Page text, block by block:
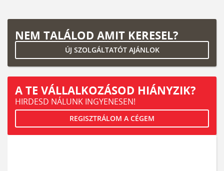
NEM TALÁLOD AMIT KERESEL?
ÚJ SZOLGÁLTATÓT AJÁNLOK
A TE VÁLLALKOZÁSOD HIÁNYZIK?
HIRDESD NÁLUNK INGYENESEN!
REGISZTRÁLOM A CÉGEM